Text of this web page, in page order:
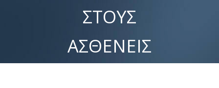
ΣΤΟΥΣ
ΑΣΘΕΝΕΊΣ